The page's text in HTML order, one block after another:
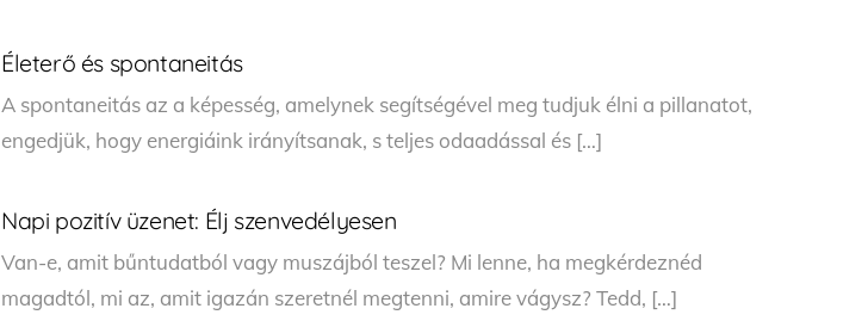
Életerő és spontaneitás
A spontaneitás az a képesség, amelynek segítségével meg tudjuk élni a pillanatot,
engedjük, hogy energiáink irányítsanak, s teljes odaadással és […]
Napi pozitív üzenet: Élj szenvedélyesen
Van-e, amit bűntudatból vagy muszájból teszel? Mi lenne, ha megkérdeznéd
magadtól, mi az, amit igazán szeretnél megtenni, amire vágysz? Tedd, […]